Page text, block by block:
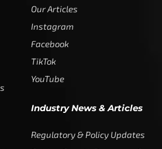
Follow Us
Our Articles
Instagram
Facebook
YouTube
Industry News & Articles